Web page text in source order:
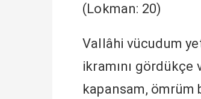
(Lokman: 20)
Vallâhi vücudum
ikramını
kapansam, ömrüm